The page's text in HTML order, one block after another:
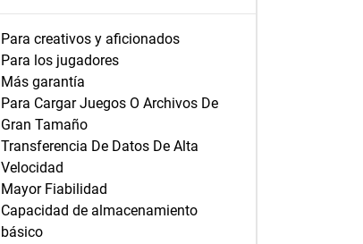
Para creativos y aficionados
Para los jugadores
Más garantía
Para Cargar Juegos O Archivos De
Gran Tamaño
Transferencia De Datos De Alta
Velocidad
Mayor Fiabilidad
Capacidad de almacenamiento
básico